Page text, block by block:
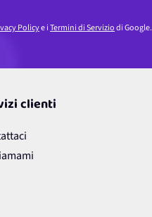
Policye iTermini di Serviziodi Google.
clienti